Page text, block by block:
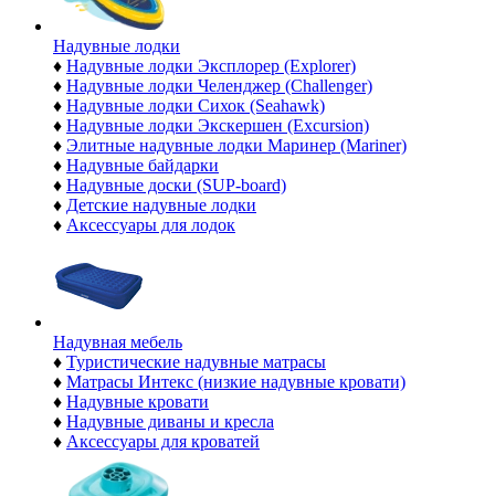
Надувные лодки
♦ Надувные лодки Эксплорер (Explorer)
♦ Надувные лодки Челенджер (Challenger)
♦ Надувные лодки Сихок (Seahawk)
♦ Надувные лодки Экскершен (Excursion)
♦ Элитные надувные лодки Маринер (Mariner)
♦ Надувные байдарки
♦ Надувные доски (SUP-board)
♦ Детские надувные лодки
♦ Аксессуары для лодок
Надувная мебель
♦ Туристические надувные матрасы
♦ Матрасы Интекс (низкие надувные кровати)
♦ Надувные кровати
♦ Надувные диваны и кресла
♦ Аксессуары для кроватей